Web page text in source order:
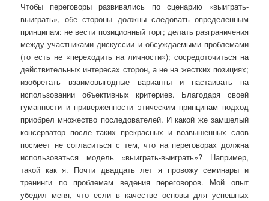
Чтобы переговоры развивались по сценарию «выиграть-
выиграть», обе стороны должны следовать определенным
принципам: не вести позиционный торг; делать разграничения
между участниками дискуссии и обсуждаемыми проблемами
(то есть не «переходить на личности»); сосредоточиться на
действительных интересах сторон, а не на жестких позициях;
изобретать взаимовыгодные варианты и настаивать на
использовании объективных критериев. Благодаря своей
гуманности и приверженности этическим принципам подход
приобрел множество последователей. И какой же замшелый
консерватор после таких прекрасных и возвышенных слов
посмеет не согласиться с тем, что на переговорах должна
использоваться модель «выиграть-выиграть»? Например,
такой как я. Почти двадцать лет я провожу семинары и
тренинги по проблемам ведения переговоров. Мой опыт
убедил меня, что если в качестве основы для успешных